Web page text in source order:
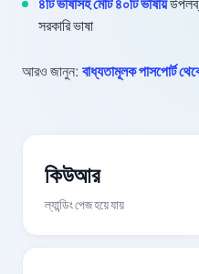
সরকারি ভাষা
আরও জানুন: বাধ্যতামূলক পাসপোর্ট
কিউআর
ল্যান্ডিং পেজ হয়ে যায়